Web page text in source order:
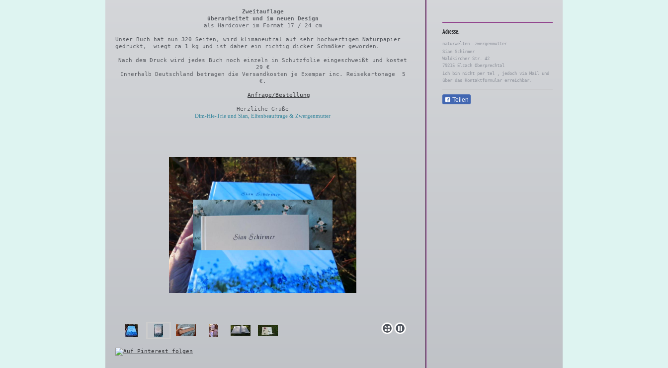
Zweitauflage
überarbeitet und im neuen Design
als Hardcover im Format 17 / 24 cm
Unser Buch hat nun 320 Seiten, wird klimaneutral auf sehr hochwertigem Naturpapier
gedruckt, wiegt ca 1 kg und ist daher ein richtig dicker Schmöker geworden.
Nach dem Druck wird jedes Buch noch einzeln in Schutzfolie eingeschweißt und kostet
29 €
Innerhalb Deutschland betragen die Versandkosten je Exempar inc. Reisekartonage 5
€.
Anfrage/Bestellung
Herzliche Grüße
Dim-Hie-Trie und Sian, Elfenbeauftrage & Zwergenmutter
Adresse:
naturwelten zwergenmutter
Sian Schirmer
Waldkircher Str.
42
79215
ElzachOberprechtal
ich bin nicht per tel , jedoch via Mail und
über das Kontaktformular erreichbar.
Teilen